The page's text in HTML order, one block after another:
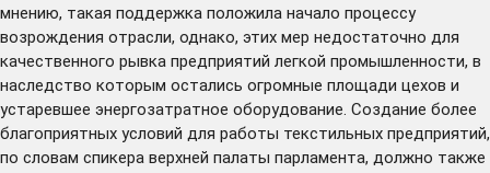
мнению, такая поддержка положила начало процессу
возрождения отрасли, однако, этих мер недостаточно для
качественного рывка предприятий легкой промышленности, в
наследство которым остались огромные площади цехов и
устаревшее энергозатратное оборудование. Создание более
благоприятных условий для работы текстильных предприятий,
по словам спикера верхней палаты парламента, должно также